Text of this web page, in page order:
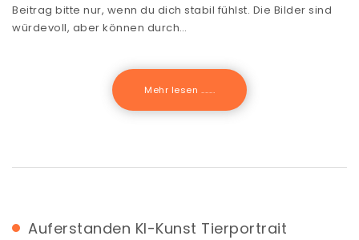
Beitrag bitte nur, wenn du dich stabil fühlst. Die Bilder sind
würdevoll, aber können durch…
Mehr lesen .......
Auferstanden KI-Kunst Tierportrait